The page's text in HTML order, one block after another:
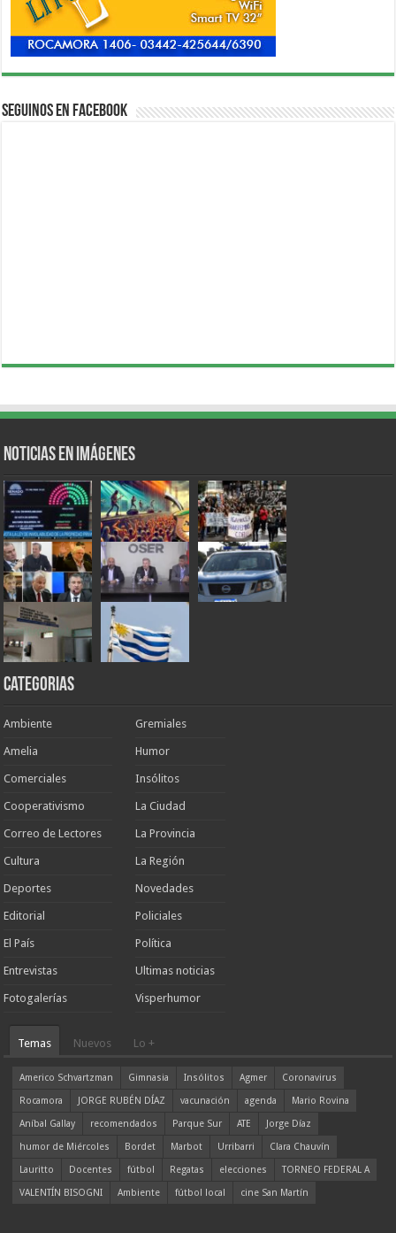
Seguinos en Facebook
Noticias en Imágenes
Categorias
Ambiente
Amelia
Comerciales
Cooperativismo
Correo de Lectores
Cultura
Deportes
Editorial
El País
Entrevistas
Fotogalerías
Gremiales
Humor
Insólitos
La Ciudad
La Provincia
La Región
Novedades
Policiales
Política
Ultimas noticias
Visperhumor
Temas Nuevos Lo +
Americo Schvartzman Gimnasia Insólitos Agmer
Coronavirus
Rocamora
JORGE RUBÉN DÍAZ vacunación agenda
Mario Rovina
Aníbal Gallay
recomendados Parque Sur ATE
Jorge Díaz
humor de Miércoles
Bordet Marbot Urribarri
Clara Chauvín
Lauritto
Docentes fútbol Regatas elecciones
TORNEO FEDERAL A
VALENTÍN BISOGNI
Ambiente fútbol local cine San Martín